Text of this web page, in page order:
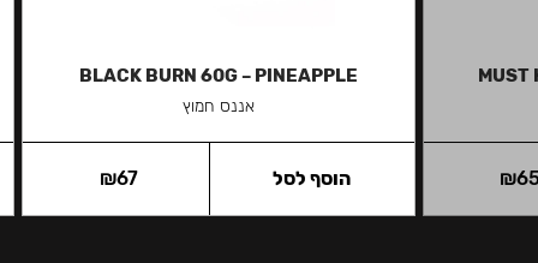
MUST
₪
BLACK BURN 60G – PINEAPPLE
אננס חמוץ
₪67 הוסף לסל